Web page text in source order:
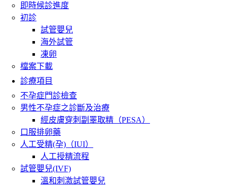
即時候診進度
初診
試管嬰兒
海外試管
凍卵
檔案下載
診療項目
不孕症門診檢查
男性不孕症之診斷及治療
經皮膚穿刺副睪取精（PESA）
口服排卵藥
人工受精(孕)（IUI）
人工授精流程
試管嬰兒(IVF)
溫和刺激試管嬰兒